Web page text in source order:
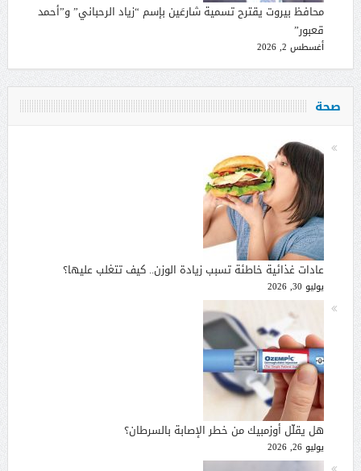
محافظ بيروت يقترح تسمية شارعَين بإسم “زياد الرحباني” و”أحمد
قعبور”
أغسطس 2, 2026
صحة
عادات غذائية خاطئة تسبب زيادة الوزن.. كيف تتغلب عليها؟
يوليو 30, 2026
هل يقلّل أوزمبيك من خطر الإصابة بالسرطان؟
يوليو 26, 2026